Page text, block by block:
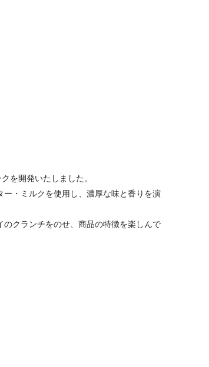
を開発いたし ました。
・ミルクを使用し、 濃厚な味と香りを演
のクランチをのせ、 商品の特徴を楽しんで